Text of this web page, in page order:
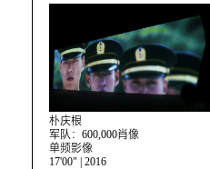
朴庆根
军队：600,000肖像
单频影像
17'00" | 2016